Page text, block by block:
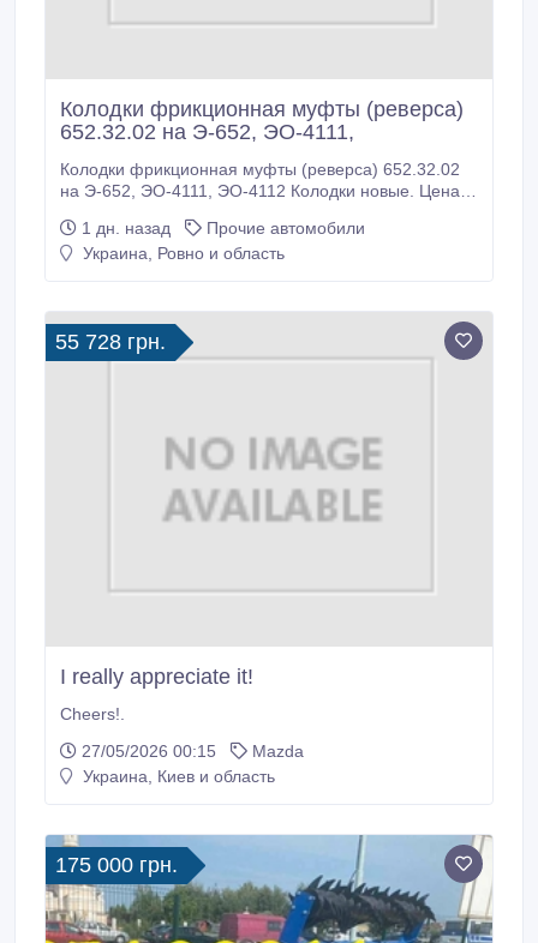
Колодки фрикционная муфты (реверса)
652.32.02 на Э-652, ЭО-4111,
Колодки фрикционная муфты (реверса) 652.32.02
на Э-652, ЭО-4111, ЭО-4112 Колодки новые. Цена
выбор запчастей на эту технику..
1 дн. назад
Прочие автомобили
Украина, Ровно и область
55 728 грн.
I really appreciate it!
Cheers!.
27/05/2026 00:15
Mazda
Украина, Киев и область
175 000 грн.